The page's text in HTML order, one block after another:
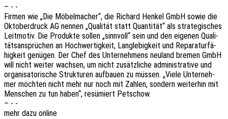
– - -
Firmen wie „Die Möbel­ma­cher“, die Richard Henkel GmbH sowie die
Okto­ber­druck AG nennen „Quali­tät statt Quan­ti­tät“ als stra­te­gi­sches
Leit­mo­tiv. Die Produk­te sollen „sinn­voll“ sein und den eige­nen Quali­
täts­an­sprü­chen an Hoch­wer­tig­keit, Lang­le­big­keit und Repa­ra­tur­fä­
hig­keit genü­gen. Der Chef des Unter­neh­mens neuland bremen GmbH
will nicht weiter wach­sen, um nicht zusätz­li­che admi­nis­tra­ti­ve und
orga­ni­sa­to­ri­sche Struk­tu­ren aufbau­en zu müssen. „Viele Unter­neh­
mer möch­ten nicht mehr nur noch mit Zahlen, sondern weiter­hin mit
Menschen zu tun haben“, resü­miert Petschow.
– - -
mehr dazu online